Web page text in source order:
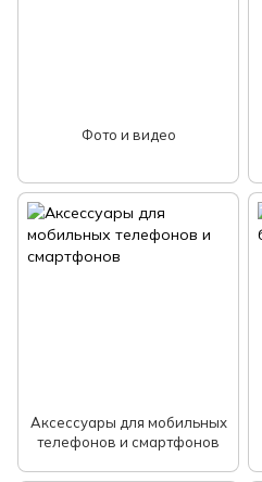
Фото и видео
Аксессуары для мобильных
телефонов и смартфонов